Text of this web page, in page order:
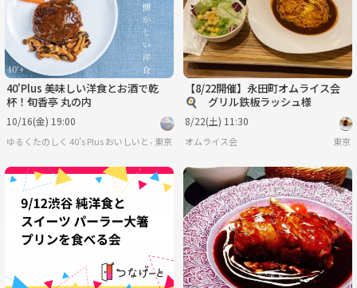
40'Plus 美味しい洋食とお酒で乾
杯！旬香亭 丸の内
10/16(金) 19:00
ゆるくたのしく 40’s Plus おいしいとここちよい時間を
東京
【8/22開催】永田町オムライス会
🍳 グリル鉄板ラッシュ様
8/22(土) 11:30
オムライス会 東京